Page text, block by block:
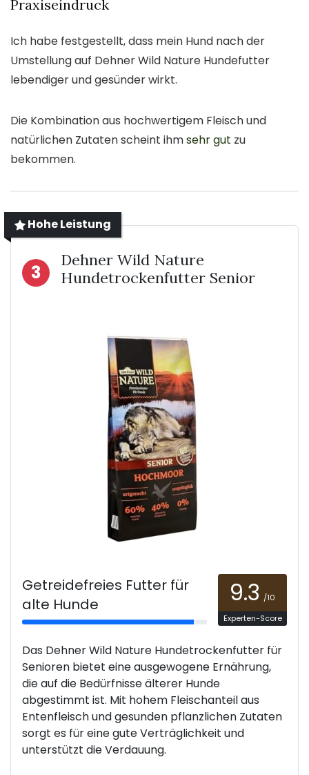
Praxiseindruck
Ich habe festgestellt, dass mein Hund nach der
Umstellung auf Dehner Wild Nature Hundefutter
lebendiger und gesünder wirkt.
Die Kombination aus hochwertigem Fleisch und
natürlichen Zutaten scheint ihmsehr gut zu
bekommen.
Hohe Leistung
3
Dehner Wild Nature
Hundetrockenfutter Senior
Getreidefreies Futter für
alte Hunde
9.3 /10
Experten-Score
Das Dehner Wild Nature Hundetrockenfutter für
Senioren bietet eine ausgewogene Ernährung,
die auf die Bedürfnisse älterer Hunde
abgestimmt ist. Mit hohem Fleischanteil aus
Entenfleisch und gesunden pflanzlichen Zutaten
sorgt es für eine gute Verträglichkeit und
unterstützt die Verdauung.